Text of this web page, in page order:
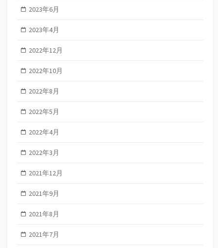
2023年6月
2023年4月
2022年12月
2022年10月
2022年8月
2022年5月
2022年4月
2022年3月
2021年12月
2021年9月
2021年8月
2021年7月